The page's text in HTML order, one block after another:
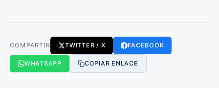
COMPARTIR TWITTER / X FACEBOOK
WHATSAPP COPIAR ENLACE